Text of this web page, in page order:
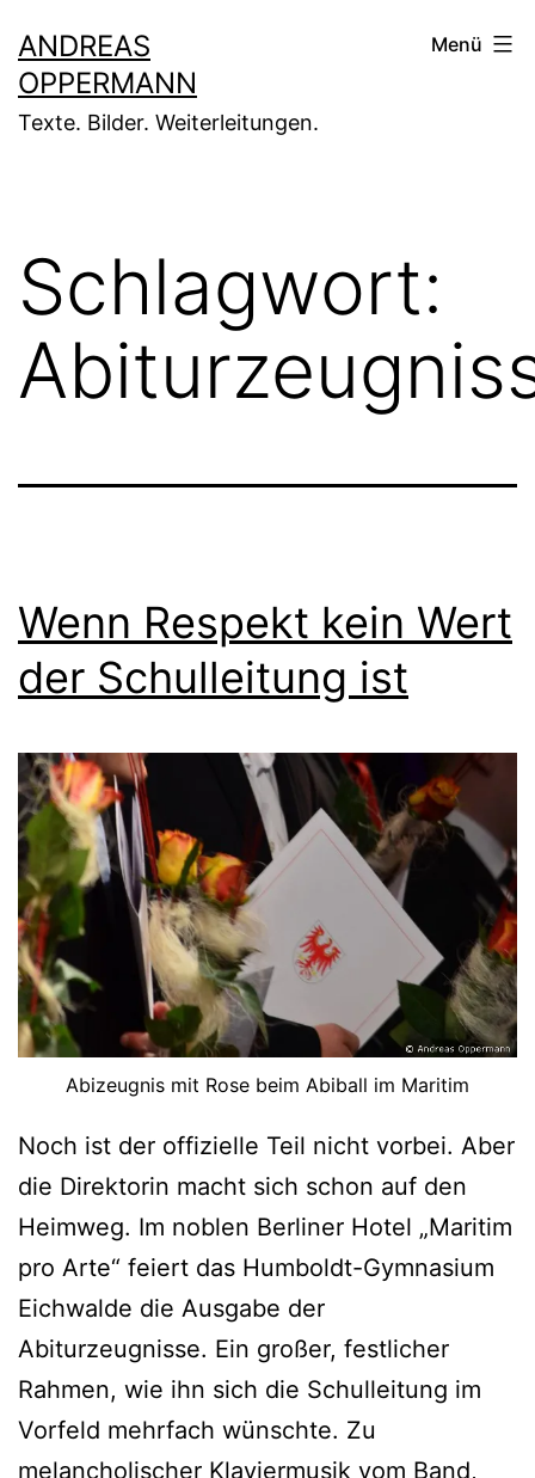
Inhalt
springen
ANDREAS
OPPERMANN
Texte. Bilder. Weiterleitungen.
Menü
Schlagwort:
Wenn Respekt kein Wert
der Schulleitung ist
Abizeugnis mit Rose beim Abiball im Maritim
Noch ist der offizielle Teil nicht vorbei. Aber
die Direktorin macht sich schon auf den
Heimweg. Im noblen Berliner Hotel „Maritim
pro Arte“ feiert das Humboldt-Gymnasium
Eichwalde die Ausgabe der
Abiturzeugnisse. Ein großer, festlicher
Rahmen, wie ihn sich die Schulleitung im
Vorfeld mehrfach wünschte. Zu
melancholischer Klaviermusik vom Band,